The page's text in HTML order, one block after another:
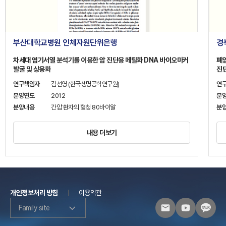
부산대학교병원 인체자원단위은행
차세대 염기서열 분석기를 이용한 암 진단용 메틸화 DNA 바이오마커
발굴 및 상용화
연구책임자
김선영 (한국생명공학연구원)
분양연도
2012
분양내용
간암 환자의 혈청 80바이알
내용 더보기
경
폐
진
연
분
분
개인정보처리 방침
이용약관
Family site